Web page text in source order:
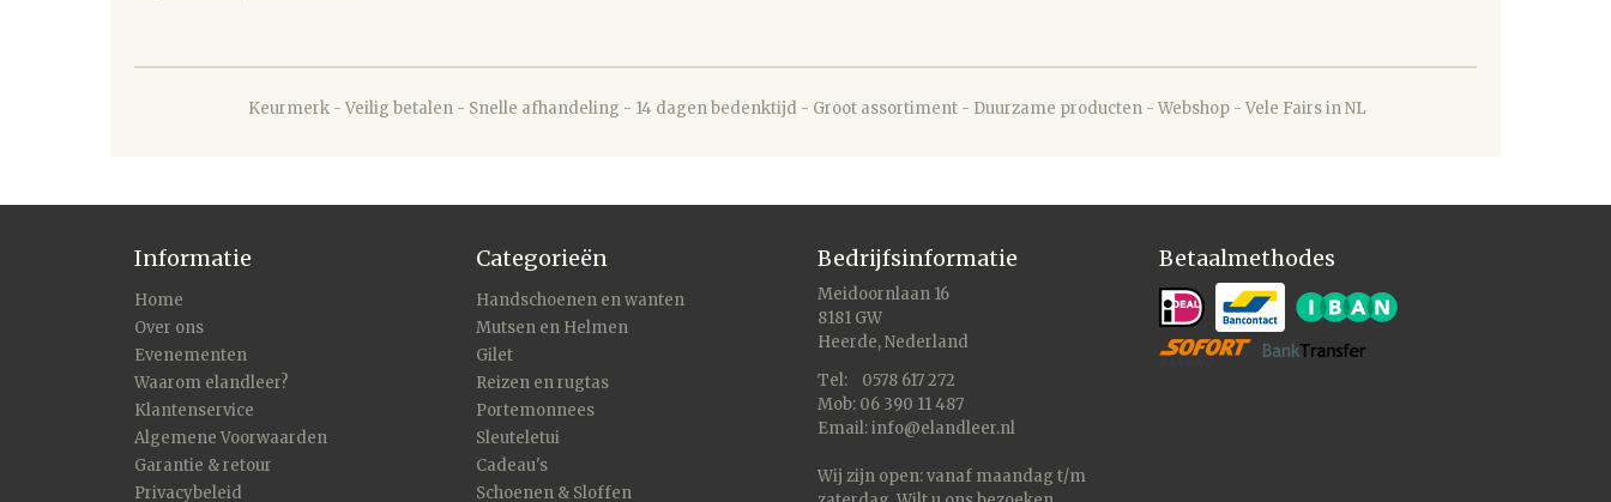
Keurmerk - Veilig betalen - Snelle afhandeling - 14 dagen bedenktijd - Groot assortiment - Duurzame producten - Webshop - Vele Fairs in NL
Informatie
Home
Over ons
Evenementen
Waarom elandleer?
Klantenservice
Algemene Voorwaarden
Garantie & retour
Privacybeleid
Categorieën
Handschoenen en wanten
Mutsen en Helmen
Gilet
Reizen en rugtas
Portemonnees
Sleuteletui
Cadeau's
Schoenen & Sloffen
Bedrijfsinformatie
Meidoornlaan 16
8181 GW
Heerde, Nederland
Tel: 0578 617 272
Mob: 06 390 11 487
Email:info@elandleer.nl
Wij zijn open: vanaf maandag t/m
Betaalmethodes